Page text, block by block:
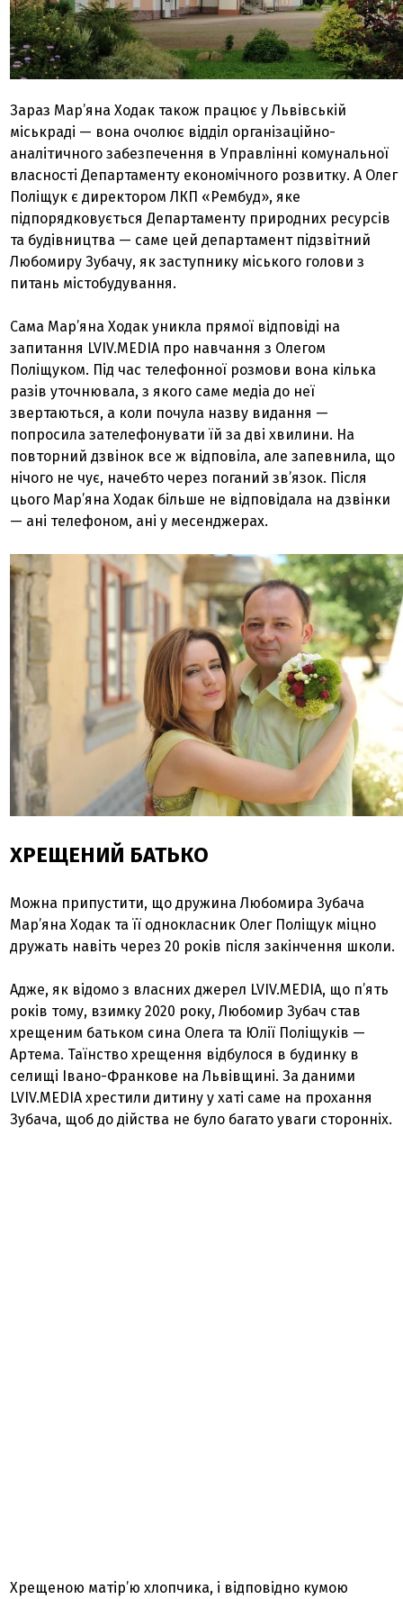
Зараз Мар’яна Ходак також працює у Львівській
міськраді — вона очолює відділ організаційно-
аналітичного забезпечення в Управлінні комунальної
власності Департаменту економічного розвитку. А Олег
Поліщук є директором ЛКП «Рембуд», яке
підпорядковується Департаменту природних ресурсів
та будівництва — саме цей департамент підзвітний
Любомиру Зубачу, як заступнику міського голови з
питань містобудування.
Сама Мар’яна Ходак уникла прямої відповіді на
запитання LVIV.MEDIA про навчання з Олегом
Поліщуком. Під час телефонної розмови вона кілька
разів уточнювала, з якого саме медіа до неї
звертаються, а коли почула назву видання —
попросила зателефонувати їй за дві хвилини. На
повторний дзвінок все ж відповіла, але запевнила, що
нічого не чує, начебто через поганий зв’язок. Після
цього Мар’яна Ходак більше не відповідала на дзвінки
— ані телефоном, ані у месенджерах.
ХРЕЩЕНИЙ БАТЬКО
Можна припустити, що дружина Любомира Зубача
Мар’яна Ходак та її однокласник Олег Поліщук міцно
дружать навіть через 20 років після закінчення школи.
Адже, як відомо з власних джерел LVIV.MEDIA, що п’ять
років тому, взимку 2020 року, Любомир Зубач став
хрещеним батьком сина Олега та Юлії Поліщуків —
Артема. Таїнство хрещення відбулося в будинку в
селищі Івано-Франкове на Львівщині. За даними
LVIV.MEDIA хрестили дитину у хаті саме на прохання
Зубача, щоб до дійства не було багато уваги сторонніх.
Хрещеною матір’ю хлопчика, і відповідно кумою